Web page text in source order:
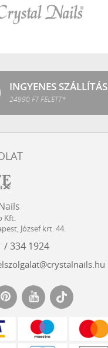
INGYENES SZÁLLÍTÁS
24990 FT FELETT*
Kft.
, József krt. 44.
/ 334 1924